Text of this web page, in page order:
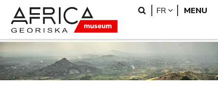
main
content
search
Search
FR LANGUAGE
MENU